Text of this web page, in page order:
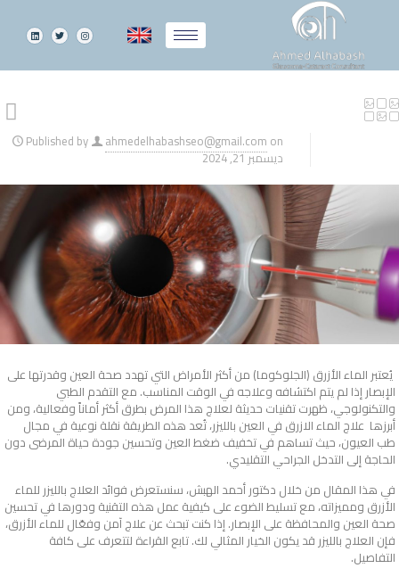
Published by ahmedelhabashseo@gmail.com on
ديسمبر 21, 2024
يُعتبر الماء الأزرق (الجلوكوما) من أكثر الأمراض التي تهدد صحة العين وقدرتها على
الإبصار إذا لم يتم اكتشافه وعلاجه في الوقت المناسب. مع التقدم الطبي
والتكنولوجي، ظهرت تقنيات حديثة لعلاج هذا المرض بطرق أكثر أماناً وفعالية، ومن
أبرزها علاج الماء الازرق في العين بالليزر، تُعد هذه الطريقة نقلة نوعية في مجال
طب العيون، حيث تساهم في تخفيف ضغط العين وتحسين جودة حياة المرضى دون
الحاجة إلى التدخل الجراحي التقليدي.
في هذا المقال من خلال دكتور أحمد الهبش، سنستعرض فوائد العلاج بالليزر للماء
الأزرق ومميزاته، مع تسليط الضوء على كيفية عمل هذه التقنية ودورها في تحسين
صحة العين والمحافظة على الإبصار. إذا كنت تبحث عن علاج آمن وفعّال للماء الأزرق،
فإن العلاج بالليزر قد يكون الخيار المثالي لك. تابع القراءة لتتعرف على كافة
التفاصيل.